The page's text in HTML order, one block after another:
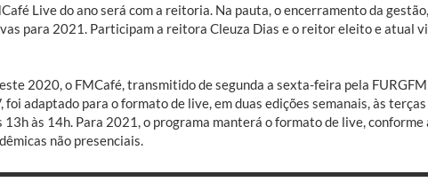
Live do ano será com a reitoria. Na pauta, o encerramento da gestão,
para 2021. Participam a reitora Cleuza Dias e o reitor eleito e atual
2020, o FMCafé, transmitido de segunda a sexta-feira pela
adaptado para o formato de live, em duas edições semanais, às terças
às 14h. Para 2021, o programa manterá o formato de live, conforme
não presenciais.